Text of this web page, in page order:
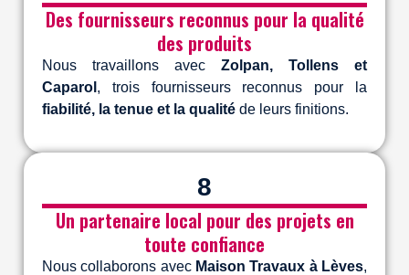
Des fournisseurs reconnus pour la qualité
des produits
Nous travaillons avec Zolpan, Tollens et
Caparol , trois fournisseurs reconnus pour la
fiabilité, la tenue et la qualité de leurs finitions.
8
Un partenaire local pour des projets en
toute confiance
Nous collaborons avec Maison Travaux à Lèves,